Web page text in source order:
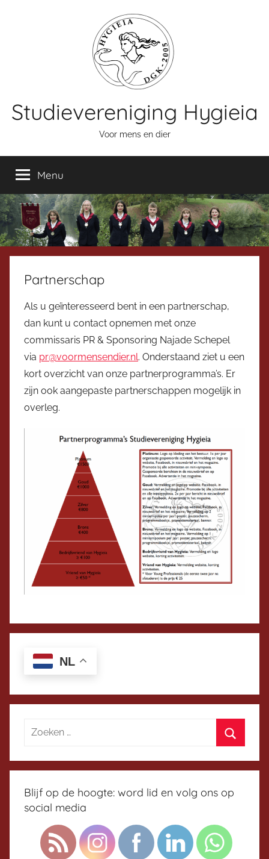
Studievereniging Hygieia
Voor mens en dier
Menu
Partnerschap
Als u geïnteresseerd bent in een partnerschap,
dan kunt u contact opnemen met onze
commissaris PR & Sponsoring Najade Schepel
via pr@voormensendier.nl. Onderstaand ziet u een
kort overzicht van onze partnerprogramma’s. Er
zijn ook aangepaste partnerschappen mogelijk in
overleg.
NL
Blijf op de hoogte: word lid en volg ons op
social media